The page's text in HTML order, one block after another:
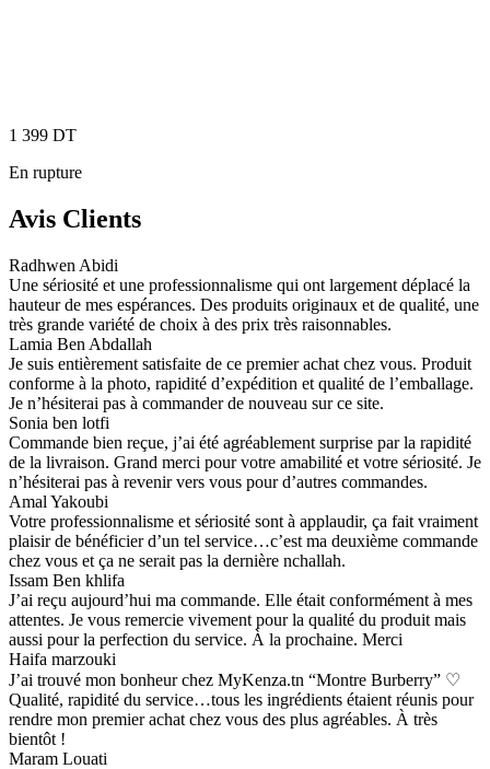
1 399 DT
En rupture
Avis Clients
Radhwen Abidi
Une sériosité et une professionnalisme qui ont largement déplacé la
hauteur de mes espérances. Des produits originaux et de qualité, une
très grande variété de choix à des prix très raisonnables.
Lamia Ben Abdallah
Je suis entièrement satisfaite de ce premier achat chez vous. Produit
conforme à la photo, rapidité d’expédition et qualité de l’emballage.
Je n’hésiterai pas à commander de nouveau sur ce site.
Sonia ben lotfi
Commande bien reçue, j’ai été agréablement surprise par la rapidité
de la livraison. Grand merci pour votre amabilité et votre sériosité. Je
n’hésiterai pas à revenir vers vous pour d’autres commandes.
Amal Yakoubi
Votre professionnalisme et sériosité sont à applaudir, ça fait vraiment
plaisir de bénéficier d’un tel service…c’est ma deuxième commande
chez vous et ça ne serait pas la dernière nchallah.
Issam Ben khlifa
J’ai reçu aujourd’hui ma commande. Elle était conformément à mes
attentes. Je vous remercie vivement pour la qualité du produit mais
aussi pour la perfection du service. À la prochaine. Merci
Haifa marzouki
J’ai trouvé mon bonheur chez MyKenza.tn “Montre Burberry” ♡
Qualité, rapidité du service…tous les ingrédients étaient réunis pour
rendre mon premier achat chez vous des plus agréables. À très
bientôt !
Maram Louati